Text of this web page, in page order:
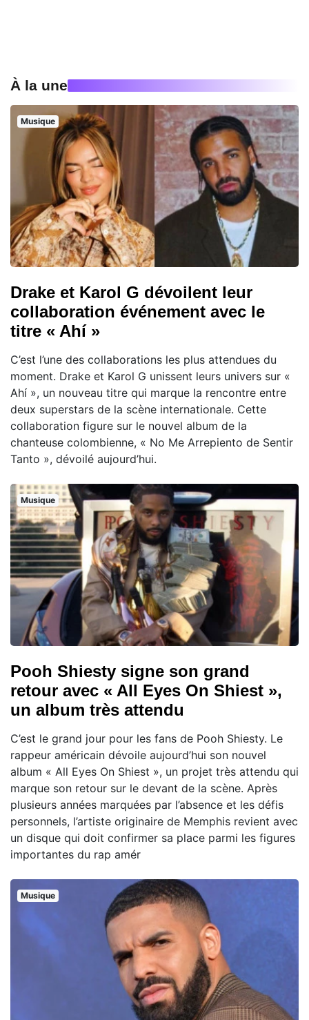
À la une
Musique
Drake et Karol G dévoilent leur
collaboration événement avec le
titre « Ahí »
C’est l’une des collaborations les plus attendues du
moment. Drake et Karol G unissent leurs univers sur «
Ahí », un nouveau titre qui marque la rencontre entre
deux superstars de la scène internationale. Cette
collaboration figure sur le nouvel album de la
chanteuse colombienne, « No Me Arrepiento de Sentir
Tanto », dévoilé aujourd’hui.
Musique
Pooh Shiesty signe son grand
retour avec « All Eyes On Shiest »,
un album très attendu
C’est le grand jour pour les fans de Pooh Shiesty. Le
rappeur américain dévoile aujourd’hui son nouvel
album « All Eyes On Shiest », un projet très attendu qui
marque son retour sur le devant de la scène. Après
plusieurs années marquées par l’absence et les défis
personnels, l’artiste originaire de Memphis revient avec
un disque qui doit confirmer sa place parmi les figures
importantes du rap amér
Musique